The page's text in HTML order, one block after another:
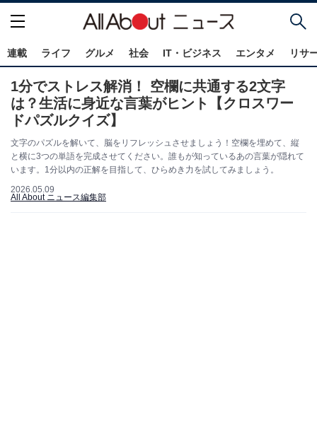
連載 ライフ グルメ 社会 IT・ビジネス エンタメ リサ
1分でストレス解消！ 空欄に共通する2文字
は？生活に身近な言葉がヒント【クロスワー
ドパズルクイズ】
文字のパズルを解いて、脳をリフレッシュさせましょう！空欄を埋めて、縦
と横に3つの単語を完成させてください。誰もが知っているあの言葉が隠れて
います。1分以内の正解を目指して、ひらめき力を試してみましょう。
2026.05.09
All About ニュース編集部